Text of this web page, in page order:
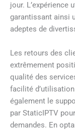
jour. L’expérience
garantissant ainsi
adeptes de
Les retours des
extrêmement
qualité des
facilité
également le
par StaticIPTV
demandes. En